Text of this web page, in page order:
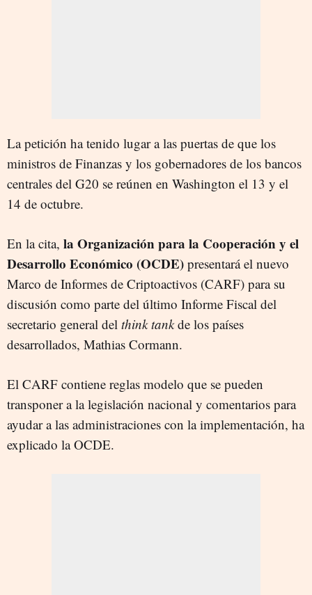
La petición ha tenido lugar a las puertas de que los
ministros de Finanzas y los gobernadores de los bancos
centrales del G20 se reúnen en Washington el 13 y el
14 de octubre.
En la cita, la Organización para la Cooperación y el
Desarrollo Económico (OCDE) presentará el nuevo
Marco de Informes de Criptoactivos (CARF) para su
discusión como parte del último Informe Fiscal del
secretario general del think tankde los países
desarrollados, Mathias Cormann.
El CARF contiene reglas modelo que se pueden
transponer a la legislación nacional y comentarios para
ayudar a las administraciones con la implementación, ha
explicado la OCDE.